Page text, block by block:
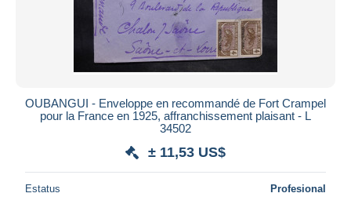
OUBANGUI - Enveloppe en recommandé de Fort Crampel
pour la France en 1925, affranchissement plaisant - L
34502
± 11,53 US$
Estatus Profesional